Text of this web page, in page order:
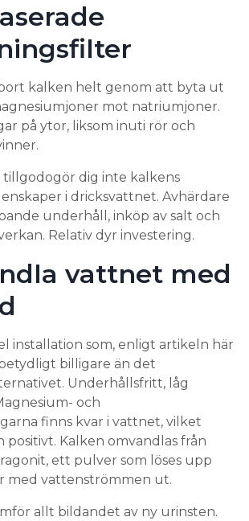
kalken helt genom att byta ut
mot natriumjoner.
på ytor, liksom inuti rör och
tillgodogör dig inte kalkens
i dricksvattnet. Avhärdare
underhåll, inköp av salt och
Relativ dyr investering.
vattnet med
installation som, enligt artikeln här
billigare än det
Underhållsfritt, låg
och
finns kvar i vattnet, vilket
positivt. Kalken omvandlas från
ett pulver som löses upp
med vattenströmmen ut.
allt bildandet av ny urinsten.